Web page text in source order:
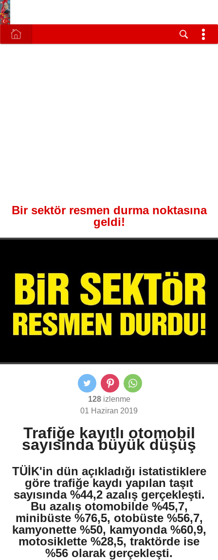
Bir sektör resmen durma noktasına
geldi!
128izlenme
01 Haziran 2019
Trafiğe kayıtlı otomobil
sayısında büyük düşüş
TÜİK'in dün açıkladığı istatistiklere
göre trafiğe kaydı yapılan taşıt
sayısında %44,2 azalış gerçekleşti.
Bu azalış otomobilde %45,7,
minibüste %76,5, otobüste %56,7,
kamyonette %50, kamyonda %60,9,
motosiklette %28,5, traktörde ise
%56 olarak gerçekleşti.